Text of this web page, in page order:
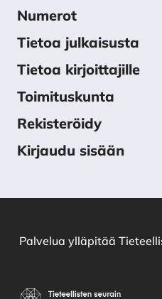
Numerot
Tietoa julkaisusta
Tietoa kirjoittajille
Toimituskunta
Rekisteröidy
Kirjaudu sisään
Palvelua ylläpitää